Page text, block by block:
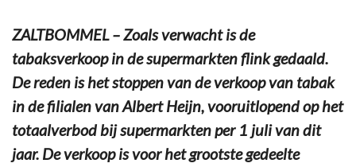
ZALTBOMMEL – Zoals verwacht is de
tabaksverkoop in de supermarkten flink gedaald.
De reden is het stoppen van de verkoop van tabak
in de filialen van Albert Heijn, vooruitlopend op het
totaalverbod bij supermarkten per 1 juli van dit
jaar. De verkoop is voor het grootste gedeelte